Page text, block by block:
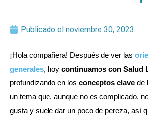
Publicado el noviembre 30, 2023
¡Hola compañera! Después de ver las
generales, hoy continuamos con Salud
profundizandoen losconceptos clave de
un tema que, aunque no es complicado,
gusta y suele dar un poco de pereza, así